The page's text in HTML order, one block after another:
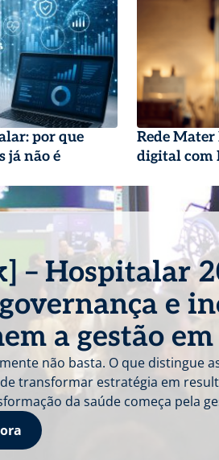
por que
já não é
Rede
digital com
– Hospitalar
e
a gestão em
não basta. O que distingue
transformar estratégia em
da saúde começa pela